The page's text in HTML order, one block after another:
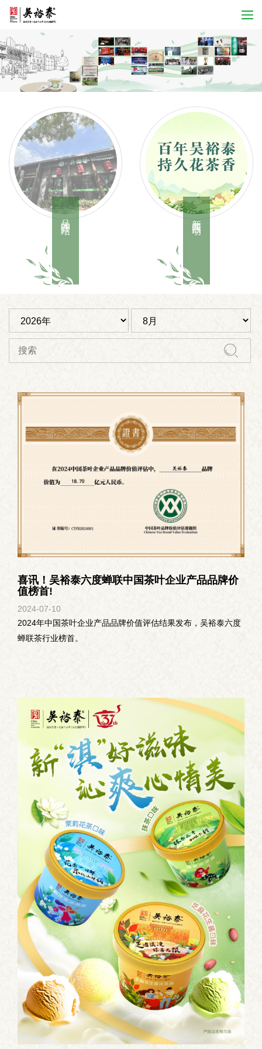
品牌介绍 新闻活动
喜讯！吴裕泰六度蝉联中国茶叶企业产品品牌价
值榜首!
2024-07-10
2024年中国茶叶企业产品品牌价值评估结果发布，吴裕泰六度
蝉联茶行业榜首。